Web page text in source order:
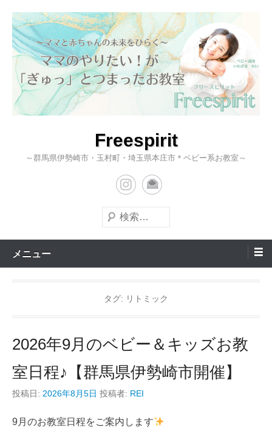
Freespirit
～群馬県伊勢崎市・玉村町・埼玉県本庄市＊ベビー系お教室～
検
索
メニュー
タグ: リトミック
2026年9月のベビー＆キッズお教
室日程♪【群馬県伊勢崎市開催】
投稿日: 2026年8月5日 投稿者: REI
9月のお教室日程をご案内します